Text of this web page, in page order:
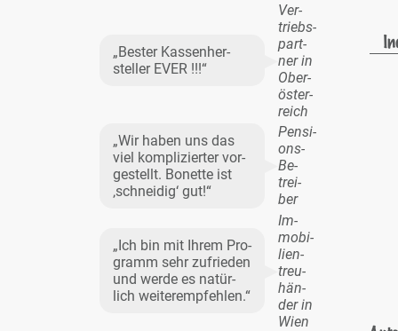
„Bes­ter Kas­sen­her­
stel­ler EVER !!!“
Ver­
triebs­
part­
ner in
Ober­
ös­ter­
reich
„Wir ha­ben uns das
viel kom­pli­zier­ter vor­
ge­stellt. Bo­net­te ist
‚schnei­dig‘ gut!“
Pen­si­
ons-
Be­
trei­
ber
„Ich bin mit Ih­rem Pro­
gramm sehr zu­frie­den
und wer­de es na­tür­
lich wei­ter­emp­feh­len.“
Im­
mo­bi­
li­en­
treu­
hän­
der in
Wien